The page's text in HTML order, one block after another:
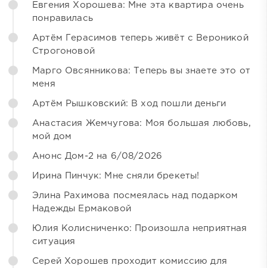
Евгения Хорошева: Мне эта квартира очень
понравилась
Артём Герасимов теперь живёт с Вероникой
Строгоновой
Марго Овсянникова: Теперь вы знаете это от
меня
Артём Рышковский: В ход пошли деньги
Анастасия Жемчугова: Моя большая любовь,
мой дом
Анонс Дом-2 на 6/08/2026
Ирина Пинчук: Мне сняли брекеты!
Элина Рахимова посмеялась над подарком
Надежды Ермаковой
Юлия Колисниченко: Произошла неприятная
ситуация
Серей Хорошев проходит комиссию для